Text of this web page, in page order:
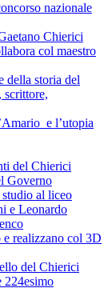
nazionale
Chierici
col maestro
della storia del
e l’utopia
del Chierici
Governo
al liceo
e Leonardo
realizzano col 3D
del Chierici
224esimo